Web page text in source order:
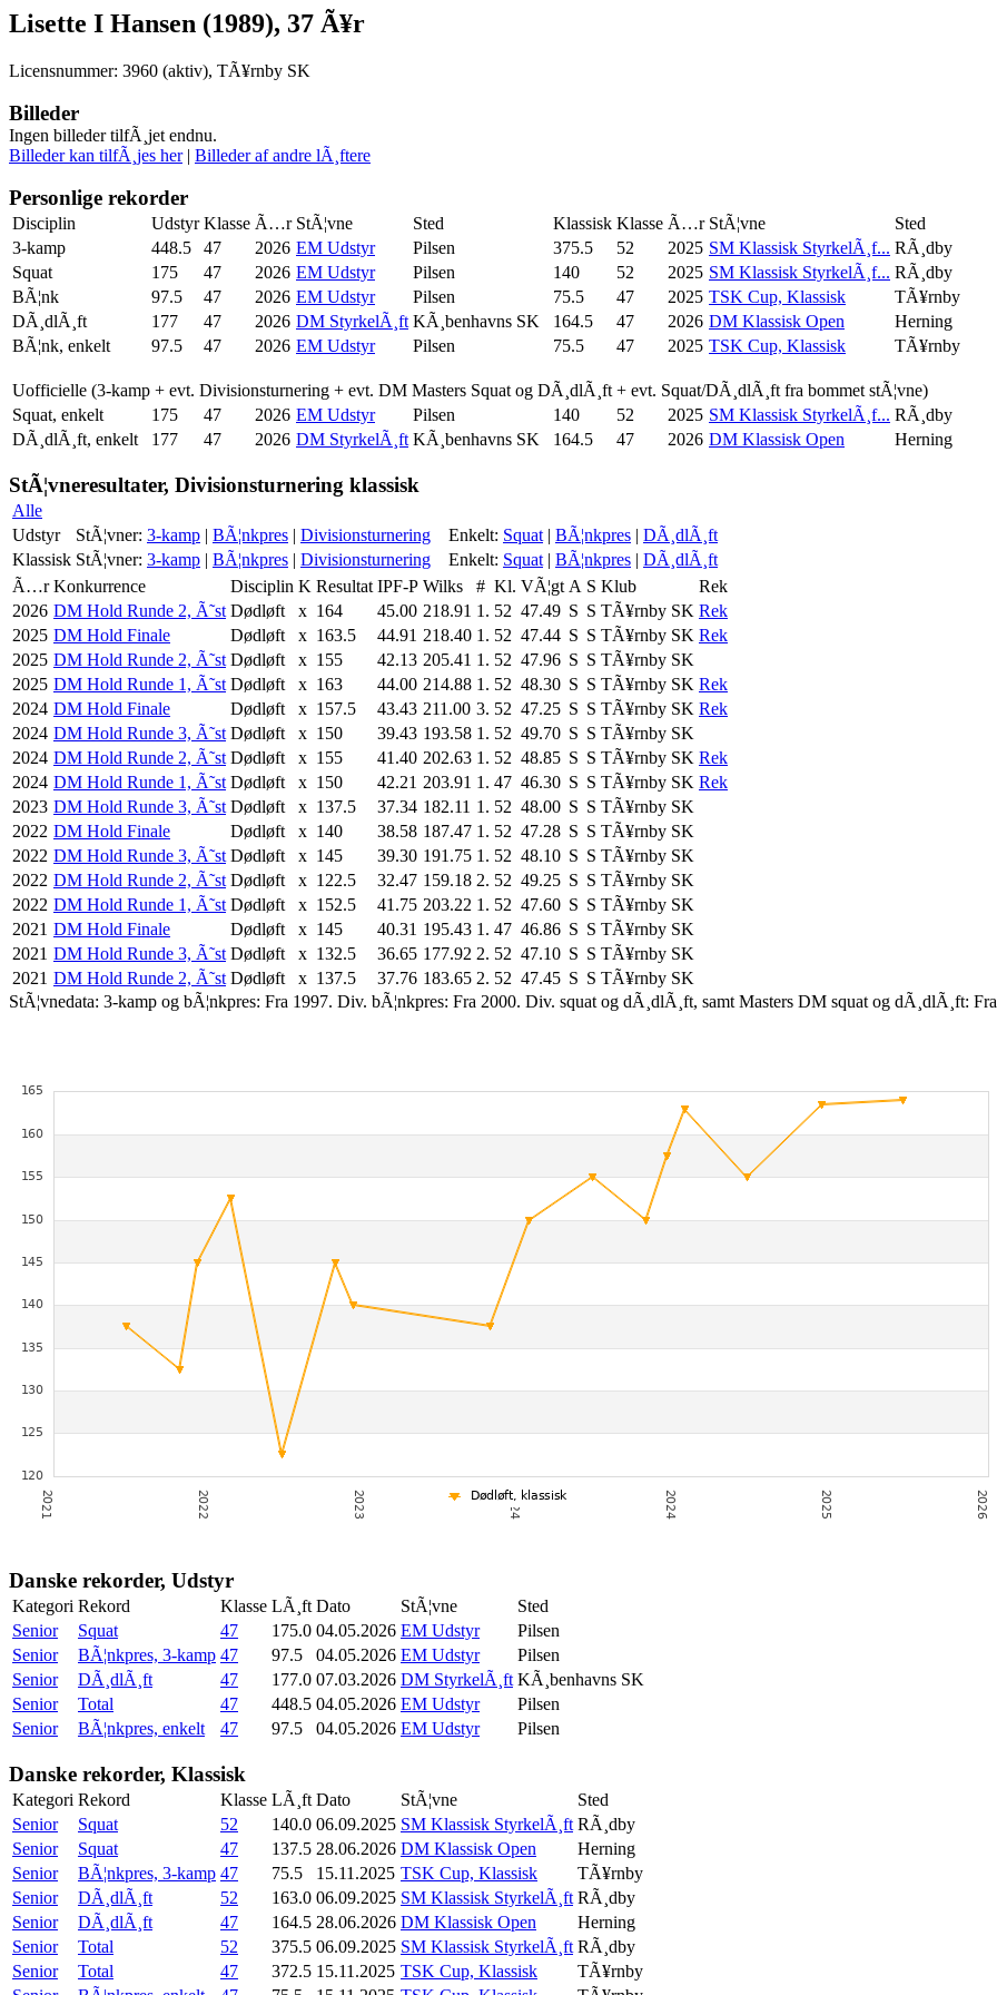
Lisette I Hansen (1989), 37 Ã¥r
Licensnummer: 3960 (aktiv), TÃ¥rnby SK
Billeder
Ingen billeder tilfÃ¸jet endnu.
Billeder kan tilfÃ¸jes her| Billeder af andre lÃ¸ftere
Personlige rekorder
Disciplin Udstyr Klasse Ã…r StÃ¦vne Sted Klassisk Klasse Ã…r StÃ¦vne
Sted
3-kamp
448.5 47 2026 EM Udstyr Pilsen 375.5 52 2025 SM Klassisk StyrkelÃ¸f... RÃ¸dby
Squat
175 47 2026 EM Udstyr Pilsen 140 52 2025 SM Klassisk StyrkelÃ¸f... RÃ¸dby
BÃ¦nk
97.5 47 2026 EM Udstyr Pilsen 75.5 47 2025 TSK Cup, Klassisk
TÃ¥rnby
DÃ¸dlÃ¸ft
177 47 2026 DM StyrkelÃ¸ft KÃ¸benhavns SK 164.5 47 2026 DM Klassisk Open
Herning
BÃ¦nk, enkelt
97.5 47 2026 EM Udstyr Pilsen 75.5 47 2025 TSK Cup, Klassisk TÃ¥rnby
Uofficielle (3-kamp + evt. Divisionsturnering + evt. DM Masters Squat og DÃ¸dlÃ¸ft + evt. Squat/DÃ¸dlÃ¸ft fra bommet stÃ¦vne)
Squat, enkelt
175 47 2026 EM Udstyr Pilsen 140 52 2025 SM Klassisk StyrkelÃ¸f... RÃ¸dby
DÃ¸dlÃ¸ft, enkelt
177 47 2026 DM StyrkelÃ¸ft KÃ¸benhavns SK 164.5 47 2026 DM Klassisk Open Herning
StÃ¦vneresultater, Divisionsturnering klassisk
Alle
Udstyr
StÃ¦vner: 3-kamp | BÃ¦nkpres | Divisionsturnering Enkelt: Squat | BÃ¦nkpres | DÃ¸dlÃ¸ft
Klassisk StÃ¦vner: 3-kamp | BÃ¦nkpres | Divisionsturnering Enkelt: Squat | BÃ¦nkpres | DÃ¸dlÃ¸ft
Ã…r Konkurrence Disciplin K Resultat IPF-P Wilks # Kl. VÃ¦gt A S Klub
Rek
2026 DM Hold Runde 2, Ã˜st Dødløft x 164 45.00 218.91 1. 52 47.49 S S TÃ¥rnby SK Rek
2025 DM Hold Finale Dødløft x 163.5 44.91 218.40 1. 52 47.44 S S TÃ¥rnby SK Rek
2025 DM Hold Runde 2, Ã˜st Dødløft x 155 42.13 205.41 1. 52 47.96 S S TÃ¥rnby SK
2025 DM Hold Runde 1, Ã˜st Dødløft x 163 44.00 214.88 1. 52 48.30 S S TÃ¥rnby SK Rek
2024 DM Hold Finale Dødløft x 157.5 43.43 211.00 3. 52 47.25 S S TÃ¥rnby SK Rek
2024 DM Hold Runde 3, Ã˜st Dødløft x 150 39.43 193.58 1. 52 49.70 S S TÃ¥rnby SK
2024 DM Hold Runde 2, Ã˜st Dødløft x 155 41.40 202.63 1. 52 48.85 S S TÃ¥rnby SK Rek
2024 DM Hold Runde 1, Ã˜st Dødløft x 150 42.21 203.91 1. 47 46.30 S S TÃ¥rnby SK Rek
2023 DM Hold Runde 3, Ã˜st Dødløft x 137.5 37.34 182.11 1. 52 48.00 S S TÃ¥rnby SK
2022 DM Hold Finale Dødløft x 140 38.58 187.47 1. 52 47.28 S S TÃ¥rnby SK
2022 DM Hold Runde 3, Ã˜st Dødløft x 145 39.30 191.75 1. 52 48.10 S S TÃ¥rnby SK
2022 DM Hold Runde 2, Ã˜st Dødløft x 122.5 32.47 159.18 2. 52 49.25 S S TÃ¥rnby SK
2022 DM Hold Runde 1, Ã˜st Dødløft x 152.5 41.75 203.22 1. 52 47.60 S S TÃ¥rnby SK
2021 DM Hold Finale Dødløft x 145 40.31 195.43 1. 47 46.86 S S TÃ¥rnby SK
2021 DM Hold Runde 3, Ã˜st Dødløft x 132.5 36.65 177.92 2. 52 47.10 S S TÃ¥rnby SK
2021 DM Hold Runde 2, Ã˜st Dødløft x 137.5 37.76 183.65 2. 52 47.45 S S TÃ¥rnby SK
StÃ¦vnedata: 3-kamp og bÃ¦nkpres: Fra 1997. Div. bÃ¦nkpres: Fra 2000. Div. squat og dÃ¸dlÃ¸ft, samt Masters DM squat og dÃ¸dlÃ¸ft:
Danske rekorder, Udstyr
Kategori Rekord Klasse LÃ¸ft Dato StÃ¦vne
Sted
Senior
Squat 47 175.0 04.05.2026 EM Udstyr
Pilsen
Senior
BÃ¦nkpres, 3-kamp 47 97.5 04.05.2026 EM Udstyr
Pilsen
Senior
DÃ¸dlÃ¸ft 47 177.0 07.03.2026 DM StyrkelÃ¸ft KÃ¸benhavns SK
Senior
Total 47 448.5 04.05.2026 EM Udstyr
Pilsen
Senior
BÃ¦nkpres, enkelt 47 97.5 04.05.2026 EM Udstyr Pilsen
Danske rekorder, Klassisk
Kategori Rekord Klasse LÃ¸ft Dato StÃ¦vne
Sted
Senior
Squat 52 140.0 06.09.2025 SM Klassisk StyrkelÃ¸ft RÃ¸dby
Senior
Squat 47 137.5 28.06.2026 DM Klassisk Open
Herning
Senior
BÃ¦nkpres, 3-kamp 47 75.5 15.11.2025 TSK Cup, Klassisk
TÃ¥rnby
Senior
DÃ¸dlÃ¸ft 52 163.0 06.09.2025 SM Klassisk StyrkelÃ¸ft RÃ¸dby
Senior
DÃ¸dlÃ¸ft 47 164.5 28.06.2026 DM Klassisk Open
Herning
Senior
Total 52 375.5 06.09.2025 SM Klassisk StyrkelÃ¸ft RÃ¸dby
Senior
Total 47 372.5 15.11.2025 TSK Cup, Klassisk
TÃ¥rnby